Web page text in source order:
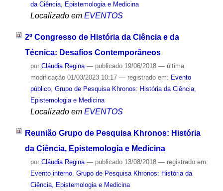
da Ciência, Epistemologia e Medicina
Localizado em EVENTOS
2º Congresso de História da Ciência e da
Técnica: Desafios Contemporâneos
por Cláudia Regina — publicado19/06/2018 — última
modificação01/03/2023 10:17 — registrado em: Evento
público, Grupo de Pesquisa Khronos: História da Ciência,
Epistemologia e Medicina
Localizado em EVENTOS
Reunião Grupo de Pesquisa Khronos: História
da Ciência, Epistemologia e Medicina
por Cláudia Regina — publicado13/08/2018 — registrado em:
Evento interno, Grupo de Pesquisa Khronos: História da
Ciência, Epistemologia e Medicina